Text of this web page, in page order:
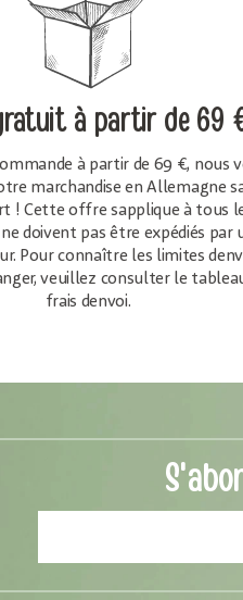
à partir de 69
à partir de 69 €, nous
marchandise en Allemagne
! Cette offre sapplique à tous
doivent pas être expédiés par
Pour connaître les limites
veuillez consulter le
frais denvoi.